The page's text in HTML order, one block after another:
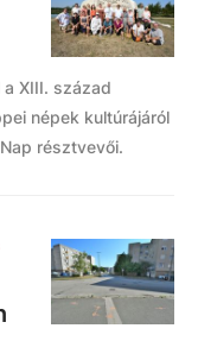
XIII. század
népek kultúrájáról
résztvevői.